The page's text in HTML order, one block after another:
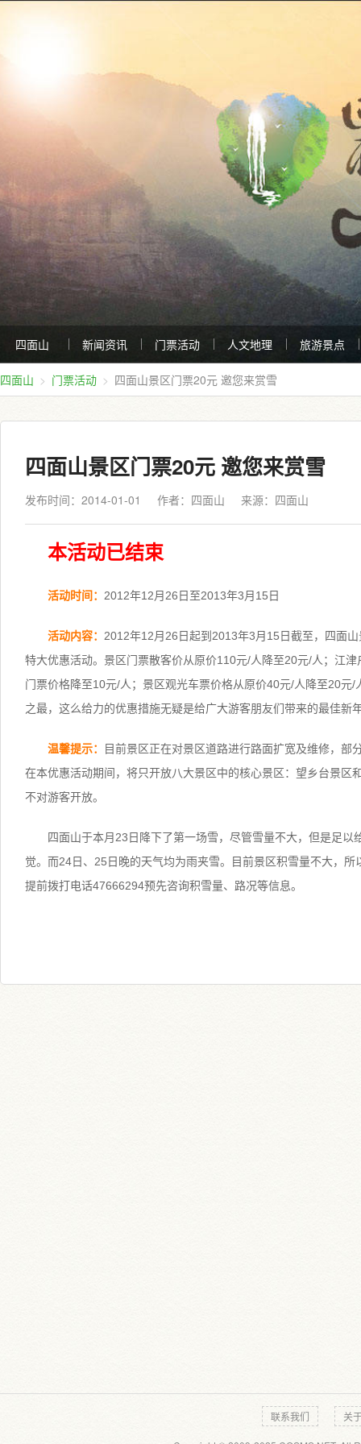
四面山 新闻资讯 门票活动 人文地理 旅游景点
四面山 门票活动 四面山景区门票20元 邀您来赏雪
四面山景区门票20元 邀您来赏雪
发布时间：2014-01-01 作者：四面山 来源： 四面山
本活动已结束
活动时间： 2012年12月26日至2013年3月15日
活动内容： 2012年12月26日起到2013年3月15日截至，四面
特大优惠活动。景区门票散客价从原价110元/人降至20元/人；江
门票价格降至10元/人；景区观光车票价格从原价40元/人降至20元/
之最，这么给力的优惠措施无疑是给广大游客朋友们带来的最佳新
温馨提示：
目前景区正在对景区道路进行路面扩宽及维修，部
在本优惠活动期间，将只开放八大景区中的核心景区：望乡台景区
不对游客开放。
四面山于本月23日降下了第一场雪，尽管雪量不大，但是足以
觉。而24日、25日晚的天气均为雨夹雪。目前景区积雪量不大，所
提前拨打电话47666294预先咨询积雪量、路况等信息。
联系我们 关